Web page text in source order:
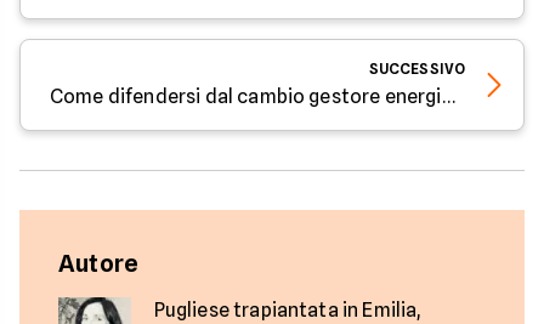
SUCCESSIVO
Come difendersi dal cambio gestore energia senza consenso - Parola all'Esperto
Autore
Pugliese trapiantata in Emilia,